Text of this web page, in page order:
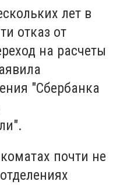
лет в
отказ от
на расчеты
"Сбербанка
почти не